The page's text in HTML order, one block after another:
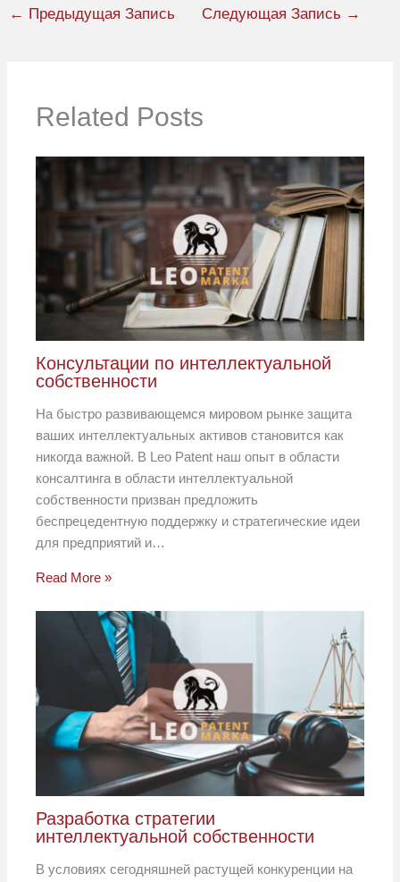
← Предыдущая Запись Следующая Запись →
Related Posts
Консультации по интеллектуальной
собственности
На быстро развивающемся мировом рынке защита
ваших интеллектуальных активов становится как
никогда важной. В Leo Patent наш опыт в области
консалтинга в области интеллектуальной
собственности призван предложить
беспрецедентную поддержку и стратегические идеи
для предприятий и…
Read More »
Разработка стратегии
интеллектуальной собственности
В условиях сегодняшней растущей конкуренции на